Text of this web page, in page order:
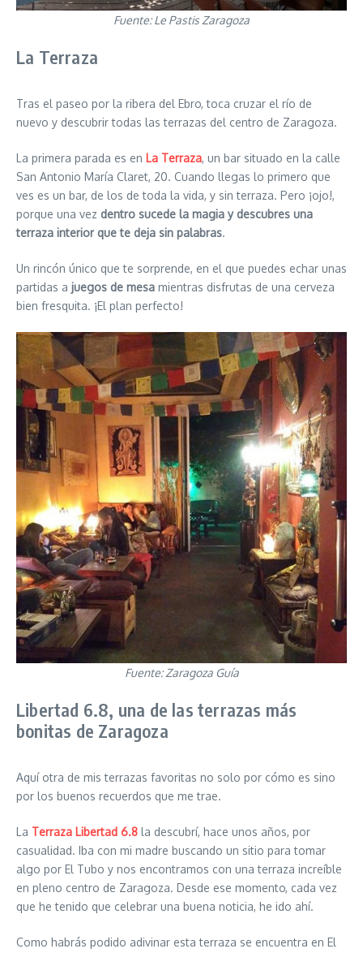
Fuente: Le Pastis Zaragoza
La Terraza
Tras el paseo por la ribera del Ebro, toca cruzar el río de
nuevo y descubrir todas las terrazas del centro de Zaragoza.
La primera parada es en La Terraza, un bar situado en la calle
San Antonio María Claret, 20. Cuando llegas lo primero que
ves es un bar, de los de toda la vida, y sin terraza. Pero ¡ojo!,
porque una vez dentro sucede la magia y descubres una
terraza interior que te deja sin palabras.
Un rincón único que te sorprende, en el que puedes echar unas
partidas a juegos de mesa mientras disfrutas de una cerveza
bien fresquita. ¡El plan perfecto!
Fuente: Zaragoza Guía
Libertad 6.8, una de las terrazas más
bonitas de Zaragoza
Aquí otra de mis terrazas favoritas no solo por cómo es sino
por los buenos recuerdos que me trae.
La Terraza Libertad 6.8 la descubrí, hace unos años, por
casualidad. Iba con mi madre buscando un sitio para tomar
algo por El Tubo y nos encontramos con una terraza increíble
en pleno centro de Zaragoza. Desde ese momento, cada vez
que he tenido que celebrar una buena noticia, he ido ahí.
Como habrás podido adivinar esta terraza se encuentra en El